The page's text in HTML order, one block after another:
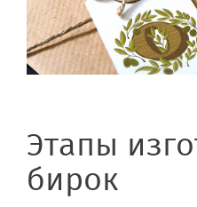
Этапы
бирок